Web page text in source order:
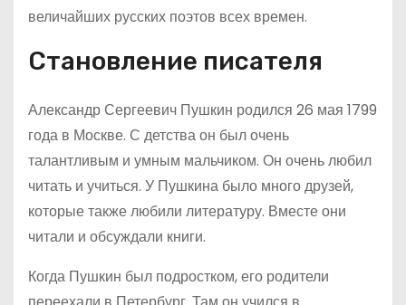
величайших русских поэтов всех времен.
Становление писателя
Александр Сергеевич Пушкин родился 26 мая 1799
года в Москве. С детства он был очень
талантливым и умным мальчиком. Он очень любил
читать и учиться. У Пушкина было много друзей,
которые также любили литературу. Вместе они
читали и обсуждали книги.
Когда Пушкин был подростком, его родители